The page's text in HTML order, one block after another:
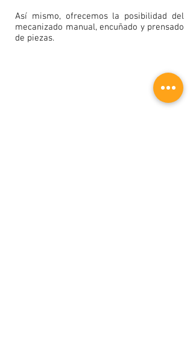
Así mismo, ofrecemos la posibilidad del
mecanizado manual, encuñado y prensado
de piezas.